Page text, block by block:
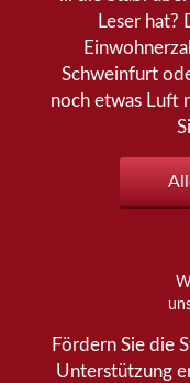
Leser hat?
Schweinfurt
noch etwas Luft
Fördern Sie die
Unterstützung